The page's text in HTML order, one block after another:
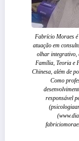
Fabrício Moraes
atuação em
olhar integrativo,
Família, Teoria e
Chinesa, além de
Como
responsável